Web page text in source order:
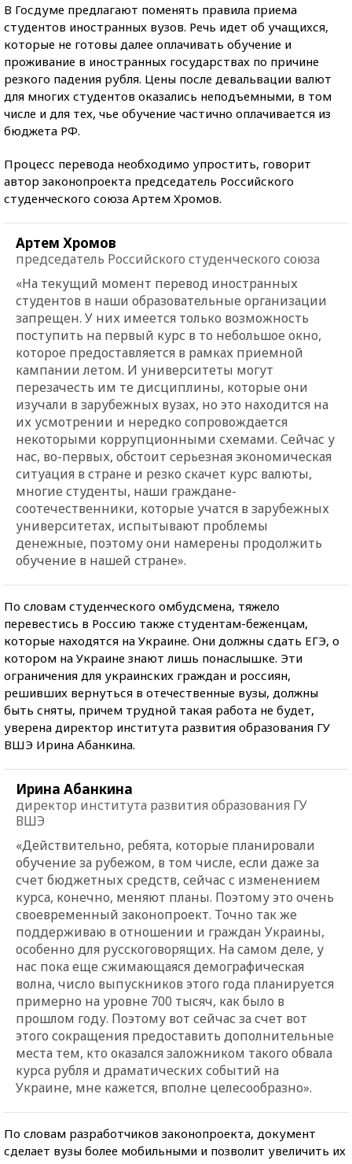
В Госдуме предлагают поменять правила приема
студентов иностранных вузов. Речь идет об учащихся,
которые не готовы далее оплачивать обучение и
проживание в иностранных государствах по причине
резкого падения рубля. Цены после девальвации валют
для многих студентов оказались неподъемными, в том
числе и для тех, чье обучение частично оплачивается из
бюджета РФ.
Процесс перевода необходимо упростить, говорит
автор законопроекта председатель Российского
студенческого союза Артем Хромов.
Артем Хромов
председатель Российского студенческого союза
«На текущий момент перевод иностранных
студентов в наши образовательные организации
запрещен. У них имеется только возможность
поступить на первый курс в то небольшое окно,
которое предоставляется в рамках приемной
кампании летом. И университеты могут
перезачесть им те дисциплины, которые они
изучали в зарубежных вузах, но это находится на
их усмотрении и нередко сопровождается
некоторыми коррупционными схемами. Сейчас у
нас, во-первых, обстоит серьезная экономическая
ситуация в стране и резко скачет курс валюты,
многие студенты, наши граждане-
соотечественники, которые учатся в зарубежных
университетах, испытывают проблемы
денежные, поэтому они намерены продолжить
обучение в нашей стране».
По словам студенческого омбудсмена, тяжело
перевестись в Россию также студентам-беженцам,
которые находятся на Украине. Они должны сдать ЕГЭ, о
котором на Украине знают лишь понаслышке. Эти
ограничения для украинских граждан и россиян,
решивших вернуться в отечественные вузы, должны
быть сняты, причем трудной такая работа не будет,
уверена директор института развития образования ГУ
ВШЭ Ирина Абанкина.
Ирина Абанкина
директор института развития образования ГУ
ВШЭ
«Действительно, ребята, которые планировали
обучение за рубежом, в том числе, если даже за
счет бюджетных средств, сейчас с изменением
курса, конечно, меняют планы. Поэтому это очень
своевременный законопроект. Точно так же
поддерживаю в отношении и граждан Украины,
особенно для русскоговорящих. На самом деле, у
нас пока еще сжимающаяся демографическая
волна, число выпускников этого года планируется
примерно на уровне 700 тысяч, как было в
прошлом году. Поэтому вот сейчас за счет вот
этого сокращения предоставить дополнительные
места тем, кто оказался заложником такого обвала
курса рубля и драматических событий на
Украине, мне кажется, вполне целесообразно».
По словам разработчиков законопроекта, документ
сделает вузы более мобильными и позволит увеличить их